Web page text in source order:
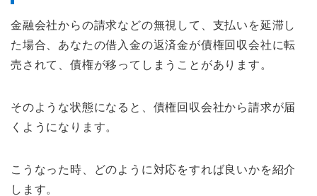
金融会社からの請求などの無視して、支払いを延滞し
た場合、あなたの借入金の返済金が債権回収会社に転
売されて、債権が移ってしまうことがあります。
そのような状態になると、債権回収会社から請求が届
くようになります。
こうなった時、どのように対応をすれば良いかを紹介
します。